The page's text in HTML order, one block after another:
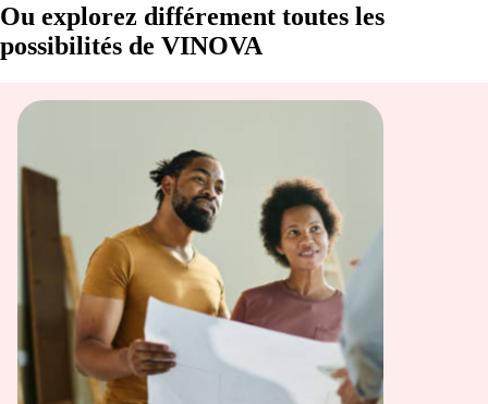
Ou explorez différement toutes les
possibilités de VINOVA